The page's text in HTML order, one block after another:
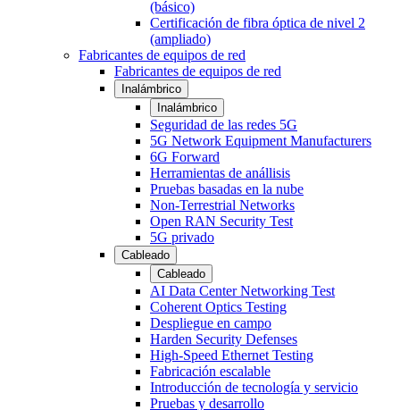
(básico)
Certificación de fibra óptica de nivel 2
(ampliado)
Fabricantes de equipos de red
Fabricantes de equipos de red
Inalámbrico
Inalámbrico
Seguridad de las redes 5G
5G Network Equipment Manufacturers
6G Forward
Herramientas de anállisis
Pruebas basadas en la nube
Non-Terrestrial Networks
Open RAN Security Test
5G privado
Cableado
Cableado
AI Data Center Networking Test
Coherent Optics Testing
Despliegue en campo
Harden Security Defenses
High-Speed Ethernet Testing
Fabricación escalable
Introducción de tecnología y servicio
Pruebas y desarrollo